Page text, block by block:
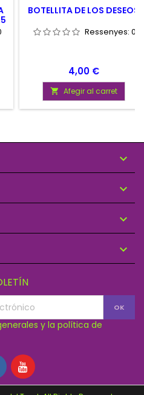
BOTELLITA DE LOS DESEOS
Ressenyes: 0
Preu
4,00 €
 Afegir al carret




y la política de